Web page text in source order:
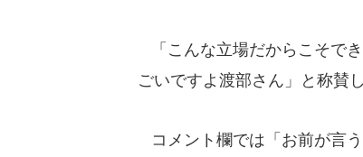
「こんな立場だからこそで
ごいですよ渡部さん」と称賛
コメント欄では「お前が言